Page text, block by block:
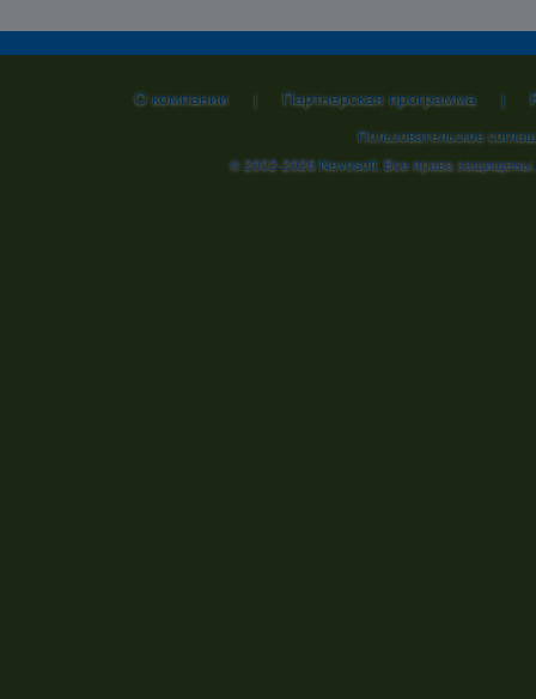
О компании | Партнерская программа |
Пользовательское
© 2002-2026Nevosoft. Все права защищены